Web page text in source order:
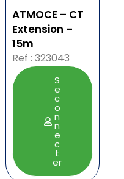
ATMOCE – CT
Extension –
15m
Ref : 323043
S
e
c
o
n
n
e
c
t
er